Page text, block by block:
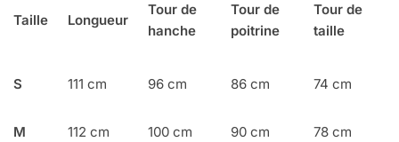
Taille Longueur
Tour de
hanche
Tour de
poitrine
Tour de
taille
S 111 cm 96 cm 86 cm 74 cm
M 112 cm 100 cm 90 cm 78 cm